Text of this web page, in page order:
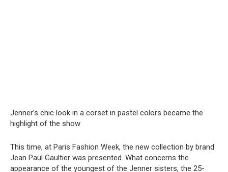
Jenner’s chic look in a corset in pastel colors became the
highlight of the show
This time, at Paris Fashion Week, the new collection by brand
Jean Paul Gaultier was presented. What concerns the
appearance of the youngest of the Jenner sisters, the 25-